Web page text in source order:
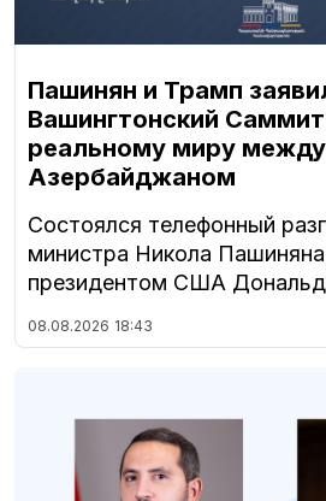
Пашинян и Трамп
Вашингтонский
реальному миру
Азербайджаном
Состоялся телефонный
министра Никола
президентом США
08.08.2026 18:43